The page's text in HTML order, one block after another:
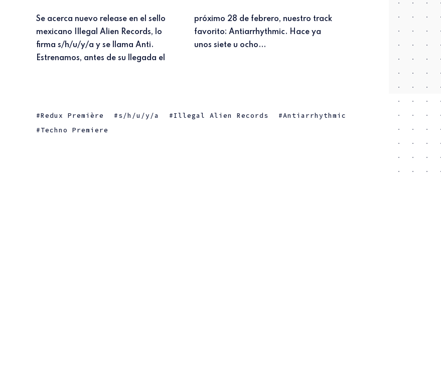
Se acerca nuevo release en el sello
mexicano Illegal Alien Records, lo
firma s/h/u/y/a y se llama Anti.
Estrenamos, antes de su llegada el
próximo 28 de febrero, nuestro track
favorito: Antiarrhythmic. Hace ya
unos siete u ocho...
Redux Première s/h/u/y/a Illegal Alien Records
Antiarrhythmic
Techno Premiere